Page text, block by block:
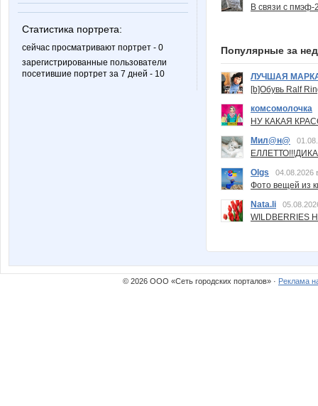
Статистика портрета:
сейчас просматривают портрет - 0
зарегистрированные пользователи
посетившие портрет за 7 дней - 10
В связи с пмэф-
Популярные за
ЛУЧШАЯ
[b]Обувь Ralf
комсомолочка
НУ КАКАЯ
Мил@н@
Olgs
04.08.2026
Фото вещей из
Nata.li
© 2026 ООО «Сеть городских порталов» · Реклама